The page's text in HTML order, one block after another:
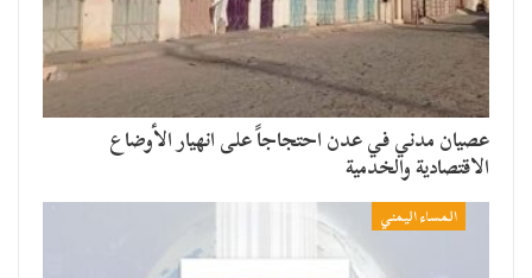
عصيان مدني في عدن احتجاجاً على انهيار الأوضاع
الاقتصادية والخدمية
المساء اليمني